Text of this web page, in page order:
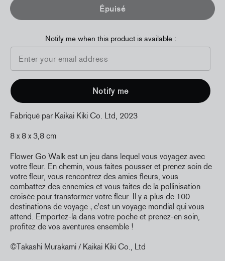
Épuisé
Notify me when this product is available :
Fabriqué par Kaikai Kiki Co. Ltd, 2023
8 x 8 x 3,8 cm
Flower Go Walk est un jeu dans lequel vous voyagez avec
votre fleur. En chemin, vous faites pousser et prenez soin de
votre fleur, vous rencontrez des amies fleurs, vous
combattez des ennemies et vous faites de la pollinisation
croisée pour transformer votre fleur. Il y a plus de 100
destinations de voyage ; c'est un voyage mondial qui vous
attend. Emportez-la dans votre poche et prenez-en soin,
profitez de vos aventures ensemble !
©Takashi Murakami / Kaikai Kiki Co., Ltd